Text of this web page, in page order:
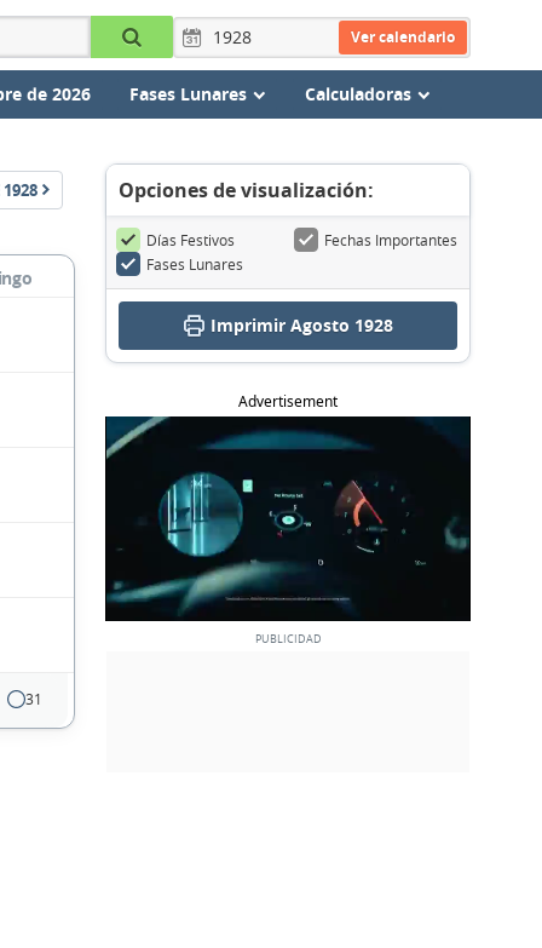
Ver calendario
de 2026 Fases Lunares Calculadoras
1928
31
Opciones de visualización:
Días Festivos
Fechas Importantes
Fases Lunares
Imprimir Agosto 1928
Advertisement